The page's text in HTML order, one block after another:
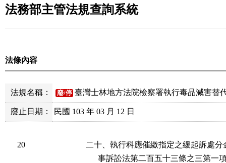
法務部主管法規查詢系統
法條內容
法規名稱： 廢/停 臺灣士林地方法院檢察署執行毒品減害替
廢止日期： 民國 103 年 03 月 12 日
20
二十、執行科應催繳指定之緩起訴處
事訴訟法第二百五十三條之三第